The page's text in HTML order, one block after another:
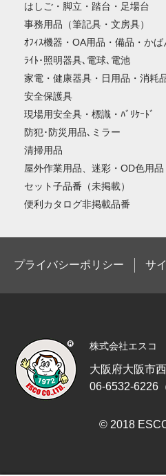
はしご・脚立・踏台・足場台
事務用品（筆記具・文房具）
ｵﾌｨｽ機器・OA用品・備品・かば
ﾗｲﾄ･照明器具､電球､電池
家電・健康器具・日用品・消耗
安全保護具
現場用安全具・標識・ﾊﾞﾘｹｰﾄﾞ
防犯･防災用品､ミラー
清掃用品
屋外作業用品、迷彩・OD色用品
セット子品番（未掲載）
便利カタログ非掲載品番
プライバシーポリシー サ
株式会社エスコ
大阪府大阪市
06-6532-6226
© 2018